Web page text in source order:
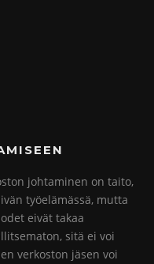
johtaminen on taito,
työelämässä, mutta
eivät takaa
sitä ei voi
verkoston jäsen voi